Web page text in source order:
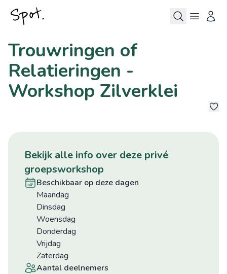
Trouwringen of
Relatieringen -
Workshop Zilverklei
bekijk alle info over deze privé
groepsworkshop
beschikbaar op deze dagen
maandag
dinsdag
woensdag
donderdag
vrijdag
zaterdag
aantal deelnemers